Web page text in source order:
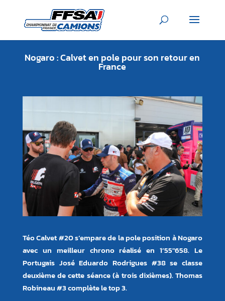
Nogaro : Calvet en pole pour son retour en
France
Téo Calvet #20 s’empare de la pole position à Nogaro
avec un meilleur chrono réalisé en 1’55″658. Le
Portugais José Eduardo Rodrigues #38 se classe
deuxième de cette séance (à trois dixièmes). Thomas
Robineau #3 complète le top 3.